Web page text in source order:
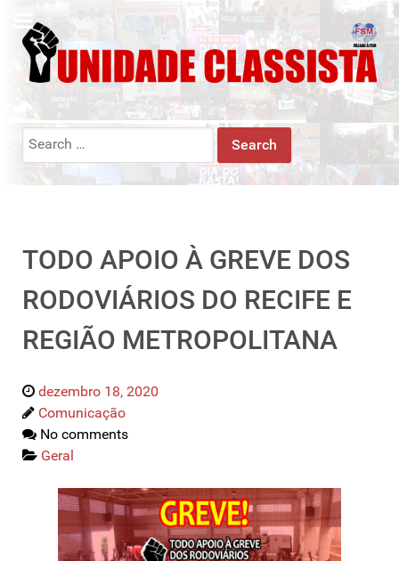
Search
TODO APOIO À GREVE DOS
RODOVIÁRIOS DO RECIFE E
REGIÃO METROPOLITANA
dezembro 18, 2020
Comunicação
No comments
Geral